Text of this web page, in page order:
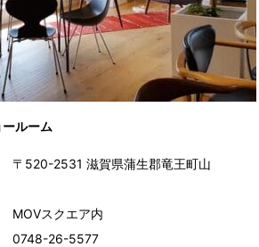
ルーム
2531 滋賀県蒲生郡竜王町山
エア内
26-5577